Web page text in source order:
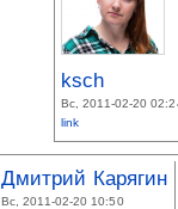
ksch
Вс, 2011-02-20
link
Дмитрий Карягин
Вс, 2011-02-20 10:50